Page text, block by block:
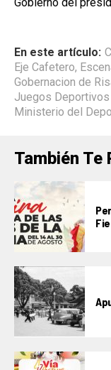
En este artículo:
Eje Cafetero,
Gobernacion de
Juegos
Ministerio del
También Te